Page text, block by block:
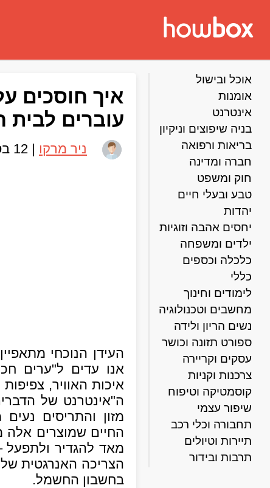
אוכל ובישול
אומנות
אינטרנט
בניה שיפוצים וניקיון
בריאות ורפואה
חברה ומדינה
חוק ומשפט
טבע ובעלי חיים
יהדות
יחסים אהבה וזוגיות
ילדים ומשפחה
כלכלה וכספים
כללי
לימודים וחינוך
מחשבים וטכנולוגיה
נשים הריון ולידה
ספורט תזונה וכושר
עסקים וקריירה
צרכנות וקניות
קוסמטיקה וטיפוח
שיפור עצמי
תחבורה וכלי רכב
תיירות וטיולים
תרבות ובידור
איך חוסכים
עוברים לבית
ניר מרקו | 12 בספטמבר 2019
העידן הנוכחי
אנו עדים ל"ערים
איכות האוויר,
ה"אינטרנט של
מזון והתריסים
החיים שמוצרים אלה
מאד להגדיר ולתפעל
הצריכה האנרגטית
בחשבון החשמל.